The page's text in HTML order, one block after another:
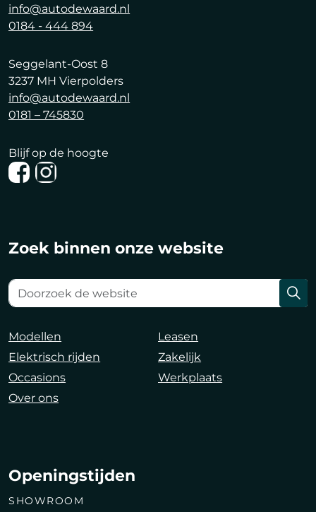
info@autodewaard.nl
0184 - 444 894
Seggelant-Oost 8
3237 MH Vierpolders
info@autodewaard.nl
0181 – 745830
Blijf op de hoogte
Zoek binnen onze website
Modellen
Leasen
Elektrisch rijden
Zakelijk
Occasions
Werkplaats
Over ons
Openingstijden
SHOWROOM